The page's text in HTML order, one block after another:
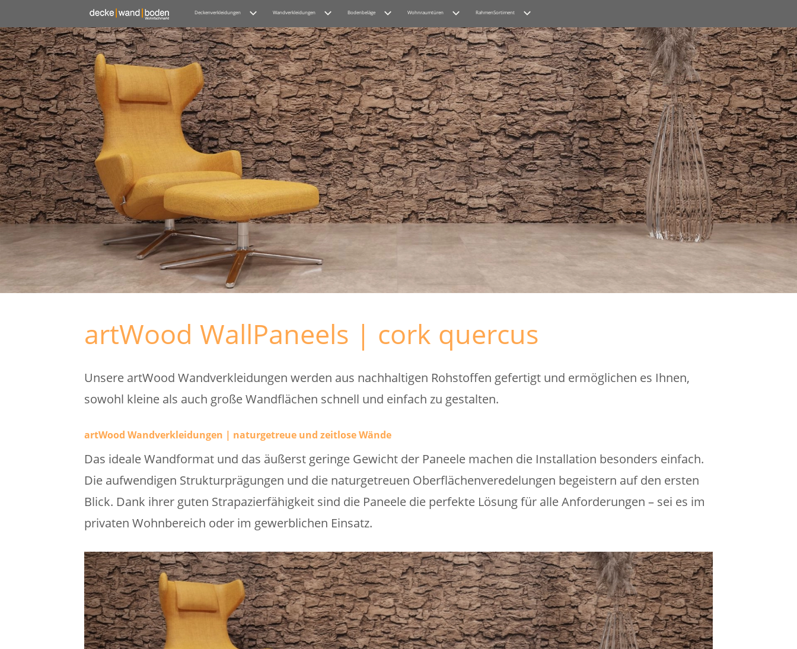
Deckenverkleidungen Wandverkleidungen Bodenbeläge Wohnraumtüren RahmenSortiment
artWood WallPaneels | cork quercus
Unsere artWood Wandverkleidungen werden aus nachhaltigen Rohstoffen gefertigt und ermöglichen es Ihnen,
sowohl kleine als auch große Wandflächen schnell und einfach zu gestalten.
artWood Wandverkleidungen | naturgetreue und zeitlose Wände
Das ideale Wandformat und das äußerst geringe Gewicht der Paneele machen die Installation besonders einfach.
Die aufwendigen Strukturprägungen und die naturgetreuen Oberflächenveredelungen begeistern auf den ersten
Blick. Dank ihrer guten Strapazierfähigkeit sind die Paneele die perfekte Lösung für alle Anforderungen – sei es im
privaten Wohnbereich oder im gewerblichen Einsatz.